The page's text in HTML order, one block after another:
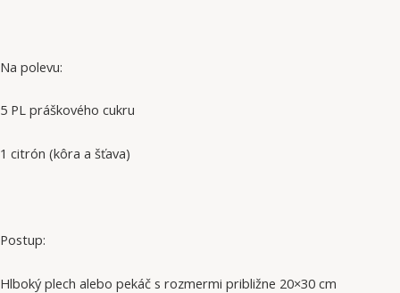
Na polevu:
5 PL práškového cukru
1 citrón (kôra a šťava)
Postup:
Hlboký plech alebo pekáč s rozmermi približne 20×30 cm